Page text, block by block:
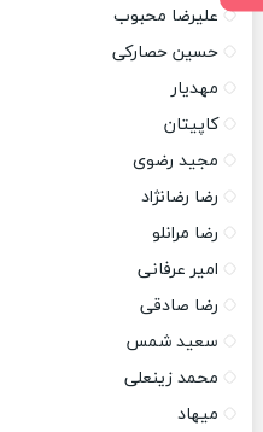
علیرضا محبوب
حسین حصارکی
مهدیار
کاپیتان
مجید رضوی
رضا رضانژاد
رضا مرانلو
امیر عرفانی
رضا صادقی
سعید شمس
محمد زینعلی
میهاد